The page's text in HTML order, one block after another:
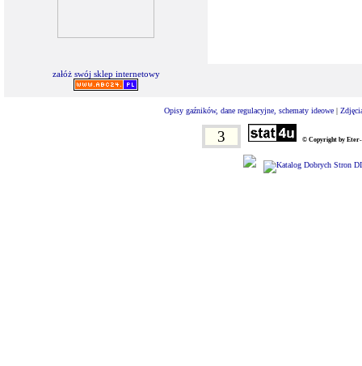
załóż swój sklep internetowy
Opisy gaźników, dane regulacyjne, schematy ideowe |
3 © Copyright by